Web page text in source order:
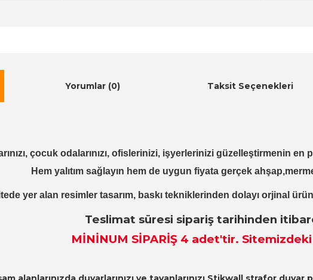
Yorumlar (0) Taksit Seçenekleri
çocuk odalarınızı, ofislerinizi, işyerlerinizi güzelleştirmenin
Hem yalıtım sağlayın hem de uygun fiyata gerçek
yer alan resimler tasarım, baskı tekniklerinden dolayı orjinal
Teslimat süresi sipariş tarihinden
MİNİNUM SİPARİŞ 4 adet'tir. Sitemizdeki